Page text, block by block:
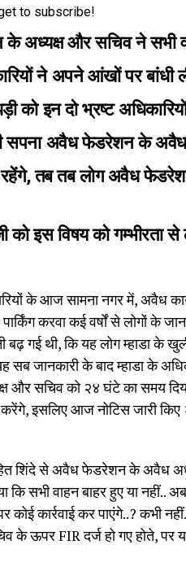
to subscribe!
अध्यक्ष और सचिव ने सभी
ने अपने आंखों पर बांधी
को इन दो भ्रष्ट
सपना अवैध फेडरेशन के
रहेंगे, तब तब लोग अवैध
को इस विषय को गम्भीरता
के आज सामना नगर में, अवैध
करवा कई वर्षों से लोगों के
गई थी, कि यह लोग म्हाडा के
जानकारी के बाद म्हाडा के
और सचिव को २४ घंटे का समय
करेंगे, इसलिए आज नोटिस जारी
शिंदे से अवैध फेडरेशन के अवैध
सभी वाहन बाहर हुए या नहीं..
कार्रवाई कर पाएंगे..? कभी
के ऊपर FIR दर्ज हो गए होते, पर